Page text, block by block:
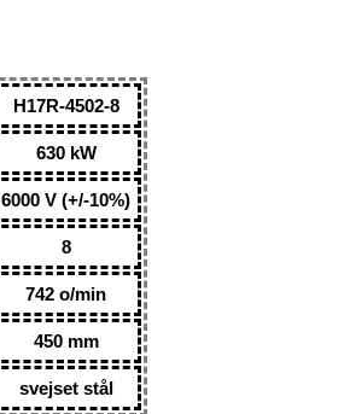
H17R-4502-8
630 kW
6000 V (+/-10%)
8
742 o/min
450 mm
svejset stål